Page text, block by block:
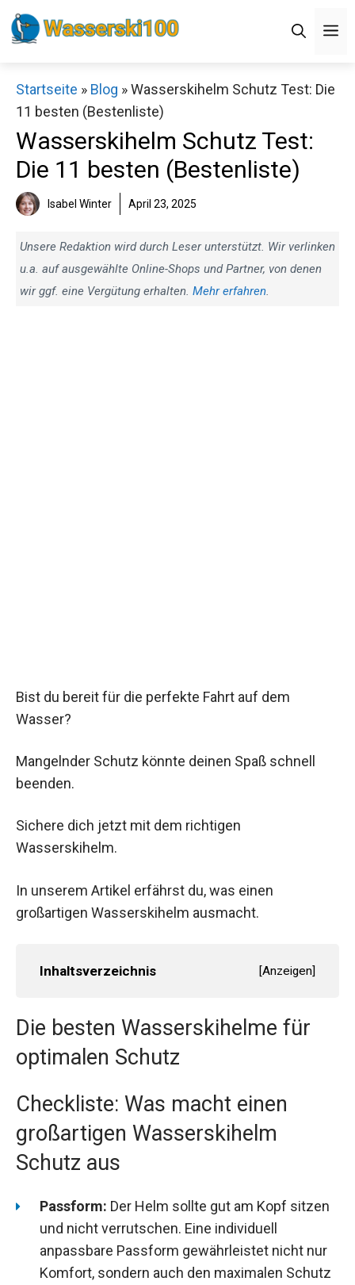
Zum
Inhalt
Startseite » Blog »Wasserskihelm Schutz Test: Die
11 besten (Bestenliste)
Wasserskihelm Schutz Test:
Die 11 besten (Bestenliste)
Isabel Winter April 23, 2025
Unsere Redaktion wird durch Leser unterstützt. Wir verlinken
u.a. auf ausgewählte Online-Shops und Partner, von denen
wir ggf. eine Vergütung erhalten. Mehr erfahren.
Bist du bereit für die perfekte Fahrt auf dem
Wasser?
Mangelnder Schutz könnte deinen Spaß schnell
beenden.
Sichere dich jetzt mit dem richtigen
Wasserskihelm.
In unserem Artikel erfährst du, was einen
großartigen Wasserskihelm ausmacht.
Inhaltsverzeichnis [Anzeigen]
Die besten Wasserskihelme für
optimalen Schutz
Checkliste: Was macht einen
großartigen Wasserskihelm
Schutz aus
Passform: Der Helm sollte gut am Kopf sitzen
und nicht verrutschen. Eine individuell
anpassbare Passform gewährleistet nicht nur
Komfort, sondern auch den maximalen Schutz